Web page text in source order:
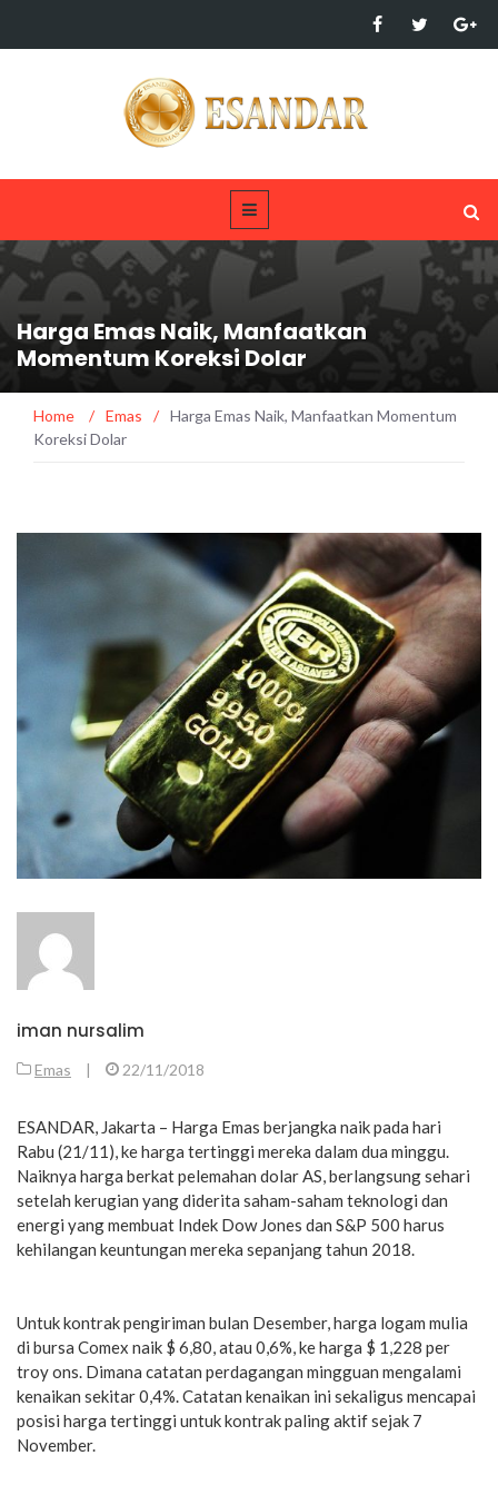
Harga Emas Naik, Manfaatkan
Momentum Koreksi Dolar
Home / Emas / Harga Emas Naik, Manfaatkan Momentum
Koreksi Dolar
iman nursalim
Emas | 22/11/2018
ESANDAR, Jakarta – Harga Emas berjangka naik pada hari
Rabu (21/11), ke harga tertinggi mereka dalam dua minggu.
Naiknya harga berkat pelemahan dolar AS, berlangsung sehari
setelah kerugian yang diderita saham-saham teknologi dan
energi yang membuat Indek Dow Jones dan S&P 500 harus
kehilangan keuntungan mereka sepanjang tahun 2018.
Untuk kontrak pengiriman bulan Desember, harga logam mulia
di bursa Comex naik $ 6,80, atau 0,6%, ke harga $ 1,228 per
troy ons. Dimana catatan perdagangan mingguan mengalami
kenaikan sekitar 0,4%. Catatan kenaikan ini sekaligus mencapai
posisi harga tertinggi untuk kontrak paling aktif sejak 7
November.